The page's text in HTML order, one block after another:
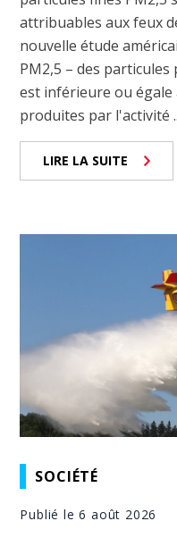
attribuables aux feux
nouvelle étude
PM2,5 – des
est inférieure ou
produites par l'activité
LIRE LA SUITE
SOCIÉTÉ
Publié le 6 août 2026